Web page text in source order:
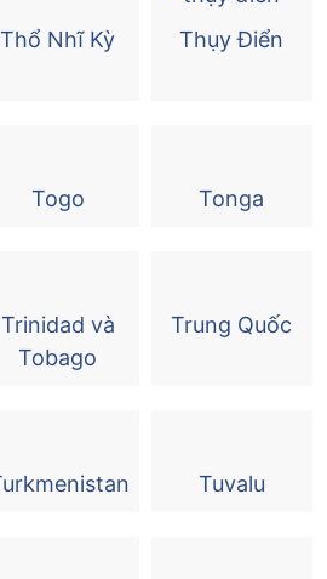
Thổ Nhĩ Kỳ Thụy Điển
Togo Tonga
Trinidad và
Tobago
Trung Quốc
Tuvalu